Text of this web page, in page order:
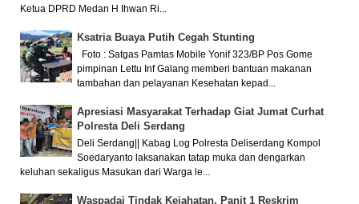
Ketua DPRD Medan H Ihwan Ri...
Ksatria Buaya Putih Cegah Stunting
Foto : Satgas Pamtas Mobile Yonif 323/BP Pos Gome
pimpinan Lettu Inf Galang memberi bantuan makanan
tambahan dan pelayanan Kesehatan kepad...
Apresiasi Masyarakat Terhadap Giat Jumat Curhat
Polresta Deli Serdang
Deli Serdang|| Kabag Log Polresta Deliserdang Kompol
Soedaryanto laksanakan tatap muka dan dengarkan
keluhan sekaligus Masukan dari Warga le...
Waspadai Tindak Kejahatan, Panit 1 Reskrim